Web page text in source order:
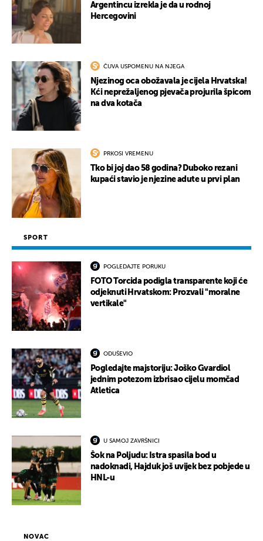
Argentincu izrekla je da u rodnoj
Hercegovini
ČUVA USPOMENU NA NJEGA
Njezinog oca obožavala je cijela Hrvatska!
Kći neprežaljenog pjevača projurila špicom
na dva kotača
PRKOSI VREMENU
Tko bi joj dao 58 godina? Duboko rezani
kupaći stavio je njezine adute u prvi plan
SPORT
POGLEDAJTE PORUKU
FOTO Torcida podigla transparente koji će
odjeknuti Hrvatskom: Prozvali "moralne
vertikale"
ODUŠEVIO
Pogledajte majstoriju: Joško Gvardiol
jednim potezom izbrisao cijelu momčad
Atletica
U SAMOJ ZAVRŠNICI
Šok na Poljudu: Istra spasila bod u
nadoknadi, Hajduk još uvijek bez pobjede u
HNL-u
NOVAC